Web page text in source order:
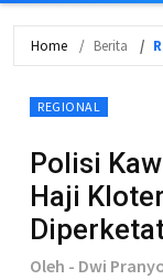
Home Berita
REGIONAL
Polisi
Haji
Oleh - Dwi